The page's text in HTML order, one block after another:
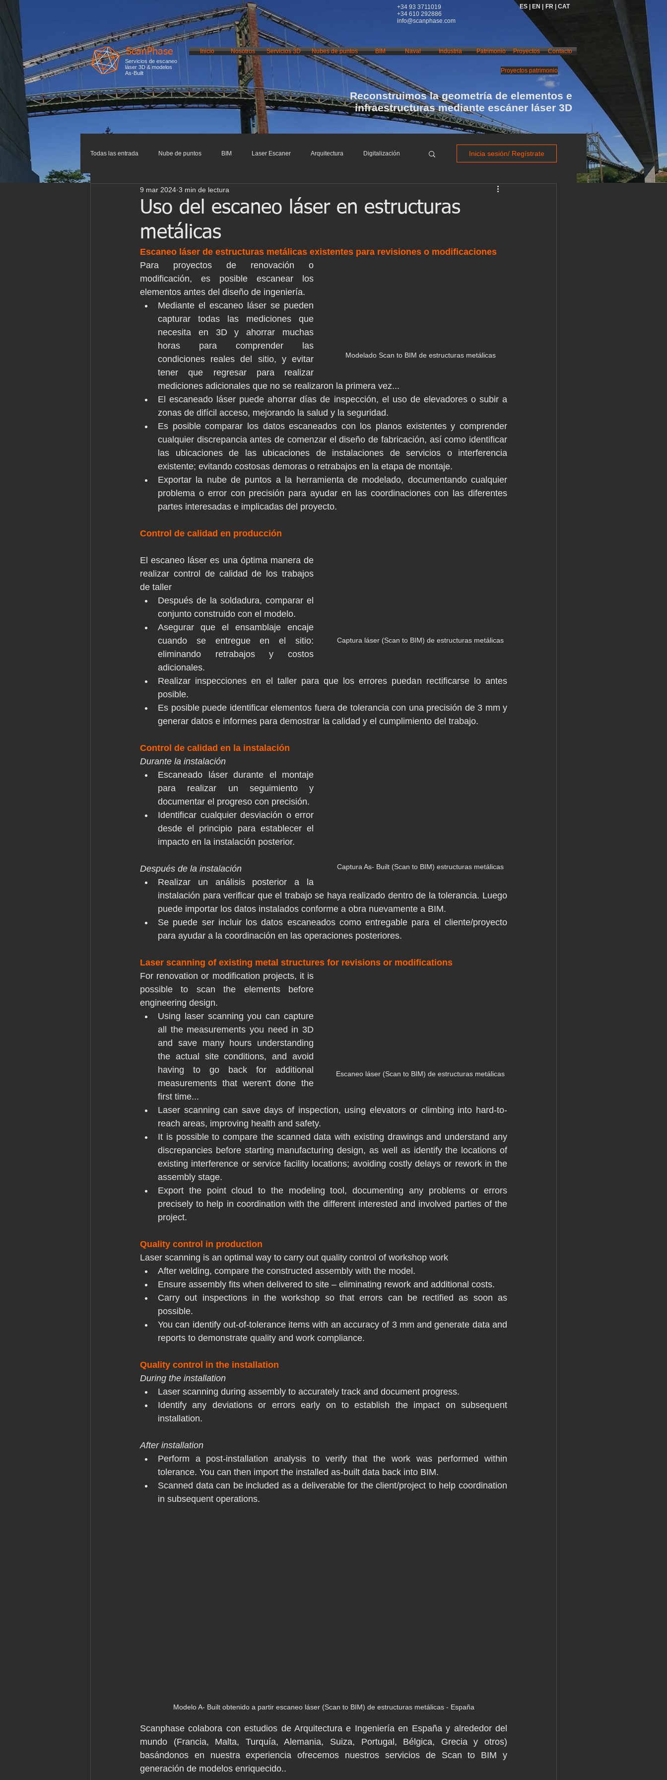
+34 93 3711019
+34 610 292886
info@scanphase.com
ES | EN | FR | CAT
ScanPhase
Servicios de escaneo
láser 3D & modelos
As-Built
Inicio Nosotros Servicios 3D Nubes de puntos BIM Industria
Naval Patrimonio Contacto
Proyectos
Proyectos patrimonio
Reconstruimos la geometría de elementos e
infraestructuras mediante escáner láser 3D
Todas las entrada Nube de puntos BIM Laser Escaner Arquitectura Digitalización
Impresión 3D Escaneo 3D Infraestructuras
Ingenieria Ingeniería Inversa
Proyecto patrimonio
Inicia sesión/ Regístrate
Uso del escaneo láser en estructuras
metálicas
9 mar 2024 3 min de lectura
Escaneo láser de estructuras metálicas existentes para revisiones o modificaciones
Modelado Scan to BIM de estructuras metálicas
Para proyectos de renovación o
modificación, es posible escanear los
elementos antes del diseño de ingeniería.
Mediante el escaneo láser se pueden
capturar todas las mediciones que
necesita en 3D y ahorrar muchas
horas para comprender las
condiciones reales del sitio, y evitar
tener que regresar para realizar
mediciones adicionales que no se realizaron la primera vez...
El escaneado láser puede ahorrar días de inspección, el uso de elevadores o subir a
zonas de difícil acceso, mejorando la salud y la seguridad.
Es posible comparar los datos escaneados con los planos existentes y comprender
cualquier discrepancia antes de comenzar el diseño de fabricación, así como identificar
las ubicaciones de las ubicaciones de instalaciones de servicios o interferencia
existente; evitando costosas demoras o retrabajos en la etapa de montaje.
Exportar la nube de puntos a la herramienta de modelado, documentando cualquier
problema o error con precisión para ayudar en las coordinaciones con las diferentes
partes interesadas e implicadas del proyecto.
Control de calidad en producción
Captura láser (Scan to BIM) de estructuras metálicas
El escaneo láser es una óptima manera de
realizar control de calidad de los trabajos
de taller
Después de la soldadura, comparar el
conjunto construido con el modelo.
Asegurar que el ensamblaje encaje
cuando se entregue en el sitio:
eliminando retrabajos y costos
adicionales.
Realizar inspecciones en el taller para que los errores puedan rectificarse lo antes
posible.
Es posible puede identificar elementos fuera de tolerancia con una precisión de 3 mm y
generar datos e informes para demostrar la calidad y el cumplimiento del trabajo.
Control de calidad en la instalación
Captura As- Built (Scan to BIM) estructuras metálicas
Durante la instalación
Escaneado láser durante el montaje
para realizar un seguimiento y
documentar el progreso con precisión.
Identificar cualquier desviación o error
desde el principio para establecer el
impacto en la instalación posterior.
Después de la instalación
Realizar un análisis posterior a la
instalación para verificar que el trabajo se haya realizado dentro de la tolerancia. Luego
puede importar los datos instalados conforme a obra nuevamente a BIM.
Se puede ser incluir los datos escaneados como entregable para el cliente/proyecto
para ayudar a la coordinación en las operaciones posteriores.
Laser scanning of existing metal structures for revisions or modifications
Escaneo láser (Scan to BIM) de estructuras metálicas
For renovation or modification projects, it is
possible to scan the elements before
engineering design.
Using laser scanning you can capture
all the measurements you need in 3D
and save many hours understanding
the actual site conditions, and avoid
having to go back for additional
measurements that weren't done the
first time...
Laser scanning can save days of inspection, using elevators or climbing into hard-to-
reach areas, improving health and safety.
It is possible to compare the scanned data with existing drawings and understand any
discrepancies before starting manufacturing design, as well as identify the locations of
existing interference or service facility locations; avoiding costly delays or rework in the
assembly stage.
Export the point cloud to the modeling tool, documenting any problems or errors
precisely to help in coordination with the different interested and involved parties of the
project.
Quality control in production
Laser scanning is an optimal way to carry out quality control of workshop work
After welding, compare the constructed assembly with the model.
Ensure assembly fits when delivered to site – eliminating rework and additional costs.
Carry out inspections in the workshop so that errors can be rectified as soon as
possible.
You can identify out-of-tolerance items with an accuracy of 3 mm and generate data and
reports to demonstrate quality and work compliance.
Quality control in the installation
During the installation
Laser scanning during assembly to accurately track and document progress.
Identify any deviations or errors early on to establish the impact on subsequent
installation.
After installation
Perform a post-installation analysis to verify that the work was performed within
tolerance. You can then import the installed as-built data back into BIM.
Scanned data can be included as a deliverable for the client/project to help coordination
in subsequent operations.
Modelo A- Built obtenido a partir escaneo láser (Scan to BIM) de estructuras metálicas - España
Scanphase colabora con estudios de Arquitectura e Ingeniería en España y alrededor del
mundo (Francia, Malta, Turquía, Alemania, Suiza, Portugal, Bélgica, Grecia y otros)
basándonos en nuestra experiencia ofrecemos nuestros servicios de Scan to BIM y
generación de modelos enriquecido..